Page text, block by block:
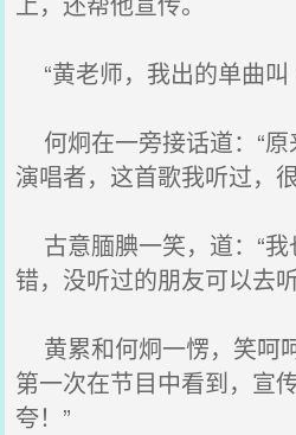
“黄老师，我出的单曲叫
何炯在一旁接话道：“
演唱者，这首歌我听过，
古意腼腆一笑，道：“
错，没听过的朋友可以去
黄累和何炯一愣，笑呵
第一次在节目中看到，宣
夸！”